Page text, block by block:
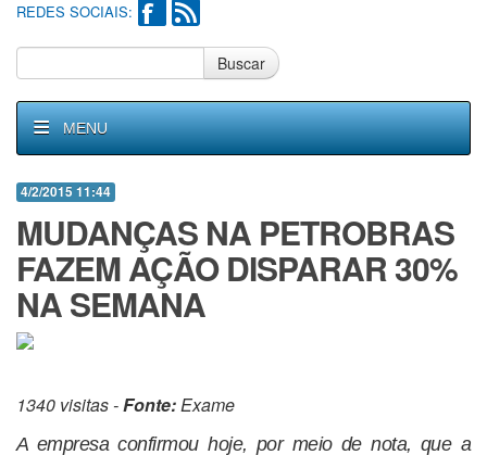
REDES SOCIAIS:
Buscar
MENU
4/2/2015 11:44
MUDANÇAS NA PETROBRAS
FAZEM AÇÃO DISPARAR 30%
NA SEMANA
1340 visitas -Fonte:Exame
A empresa confirmou hoje, por meio de nota, que a